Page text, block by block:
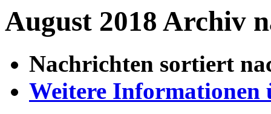
August 2018 Archiv
Nachrichten sortiert
Weitere Informationen